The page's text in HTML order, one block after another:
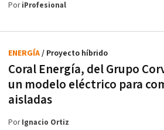
PoriProfesional
Coral Energía, del Grupo
un modelo eléctrico para
aisladas
ENERGÍA/ Proyecto híbrido
PorIgnacio Ortiz